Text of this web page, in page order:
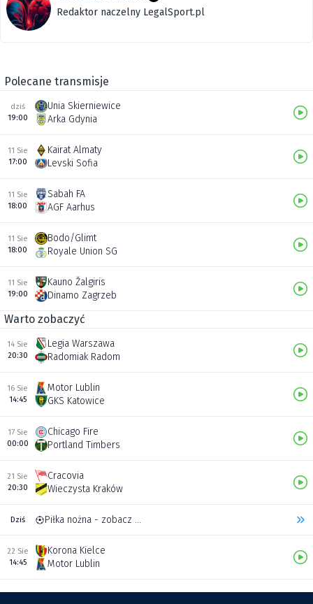
Redaktor naczelny LegalSport.pl
Polecane transmisje
dziś
19:00
Unia Skierniewice
Arka Gdynia
11 Sie
17:00
Kairat Almaty
Levski Sofia
11 Sie
18:00
Sabah FA
AGF Aarhus
11 Sie
18:00
Bodo/Glimt
Royale Union SG
11 Sie
19:00
Kauno Žalgiris
Dinamo Zagrzeb
Warto zobaczyć
14 Sie
20:30
Legia Warszawa
Radomiak Radom
16 Sie
14:45
Motor Lublin
GKS Katowice
17 Sie
00:00
Chicago Fire
Portland Timbers
21 Sie
20:30
Cracovia
Wieczysta Kraków
Dziś Piłka nożna - zobacz inne transmisje
22 Sie
14:45
Korona Kielce
Motor Lublin